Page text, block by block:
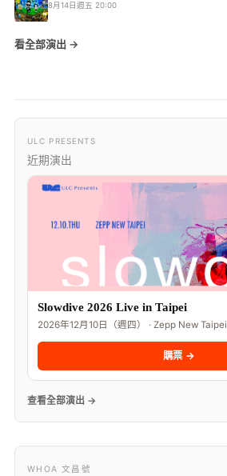
8月14日週五 20:00
看全部演出 →
ULC PRESENTS
近期演出
Slowdive 2026 Live in Taipei
2026年12月10日（週四） · Zepp New Taipei
購票 →
查看全部演出 →
WHOA 文昌號